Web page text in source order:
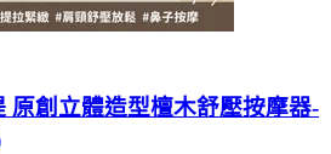
原創立體造型檀木舒壓按摩器-